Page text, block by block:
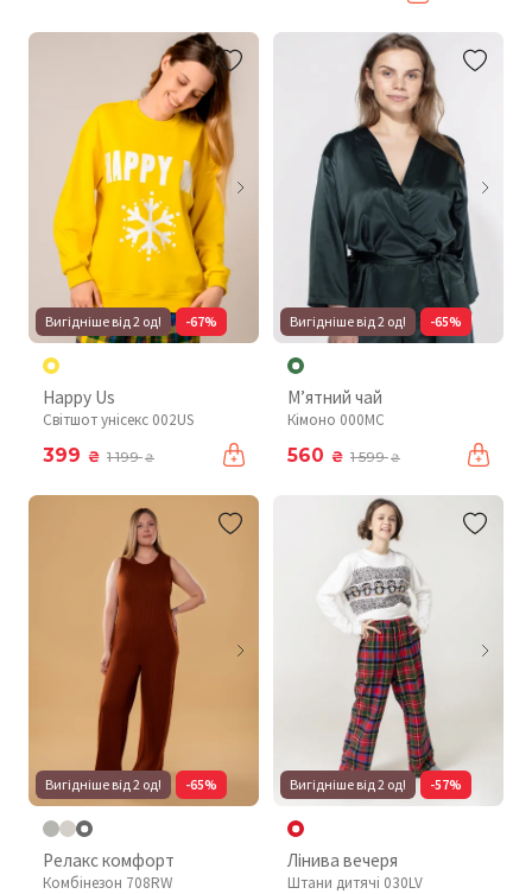
Вигідніше від 2 од! -67%
Happy Us
Світшот унісекс 002US
399 ₴ 1 199₴
Вигідніше від 2 од! -65%
М’ятний чай
Кімоно 000MC
560 ₴ 1 599₴
Вигідніше від 2 од! -65%
Релакс комфорт
Комбінезон 708RW
Вигідніше від 2 од! -57%
Лінива вечеря
Штани дитячі 030LV